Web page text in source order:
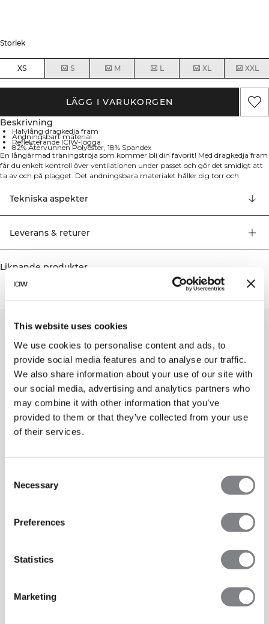
This website uses cookies
We use cookies to personalise content and ads, to
provide social media features and to analyse our traffic.
We also share information about your use of our site with
our social media, advertising and analytics partners who
may combine it with other information that you’ve
provided to them or that they’ve collected from your use
of their services.
Selection
Necessary
Preferences
Statistics
Marketing
Storlek
XS S M L XL XXL
LÄGG I VARUKORGEN
Beskrivning
Halvlång dragkedja fram
Andningsbart material
Reflekterande ICIW-logga
82% Återvunnen Polyester, 18% Spandex
En långärmad träningströja som kommer bli din favorit! Med dragkedja fram
får du enkelt kontroll över ventilationen under passet och gör det smidigt att
ta av och på plagget. Det andningsbara materialet håller dig torr och
på bröstet ger extra synlighet i mörkret. 82% Återvunnen Polyester, 18%
Tekniska aspekter
Leverans & returer
Liknande produkter